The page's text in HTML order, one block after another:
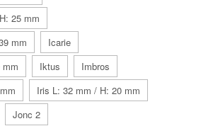
25 mm
mm
Icarie
Iktus
Imbros
Iris L: 32 mm / H: 20 mm
Jonc 2